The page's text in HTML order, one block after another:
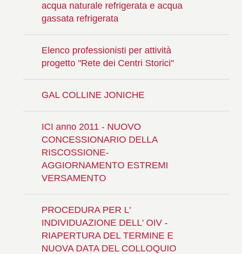
acqua naturale refrigerata e acqua
gassata refrigerata
Elenco professionisti per attività
progetto "Rete dei Centri Storici"
GAL COLLINE JONICHE
ICI anno 2011 - NUOVO
CONCESSIONARIO DELLA
RISCOSSIONE-
AGGIORNAMENTO ESTREMI
VERSAMENTO
PROCEDURA PER L'
INDIVIDUAZIONE DELL' OIV -
RIAPERTURA DEL TERMINE E
NUOVA DATA DEL COLLOQUIO